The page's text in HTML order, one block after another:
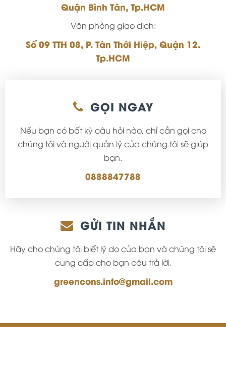
Quận Bình Tân, Tp.HCM
Văn phòng giao dịch:
Số 09 TTH 08, P. Tân Thới Hiệp, Quận 12.
Tp.HCM
GỌI NGAY
Nếu bạn có bất kỳ câu hỏi nào, chỉ cần gọi cho
chúng tôi và người quản lý của chúng tôi sẽ giúp
bạn.
0888847788
GỬI TIN NHẮN
Hãy cho chúng tôi biết lý do của bạn và chúng tôi sẽ
cung cấp cho bạn câu trả lời.
greencons.info@gmail.com